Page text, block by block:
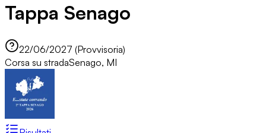
Tappa Senago
22/06/2027 (Provvisoria)
Corsa su stradaSenago, MI